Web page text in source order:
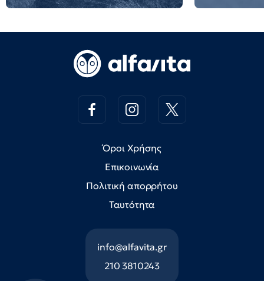
Όροι Χρήσης
Επικοινωνία
Πολιτική απορρήτου
Ταυτότητα
info@alfavita.gr
210 3810243